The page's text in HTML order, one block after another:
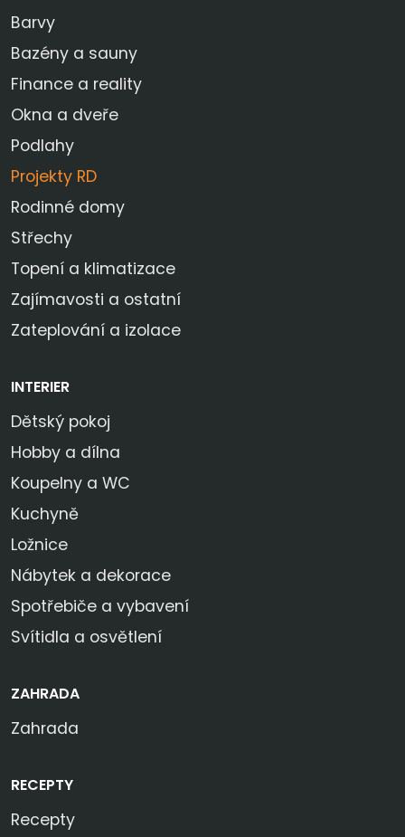
Barvy
Bazény a sauny
Finance a reality
Okna a dveře
Podlahy
Projekty RD
Rodinné domy
Střechy
Topení a klimatizace
Zajímavosti a ostatní
Zateplování a izolace
INTERIER
Dětský pokoj
Hobby a dílna
Koupelny a WC
Kuchyně
Ložnice
Nábytek a dekorace
Spotřebiče a vybavení
Svítidla a osvětlení
ZAHRADA
Zahrada
RECEPTY
Recepty